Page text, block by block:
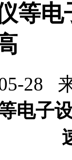
等
28
电子